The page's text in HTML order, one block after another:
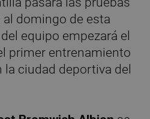
domingo de esta
equipo empezará el
primer entrenamiento
ciudad deportiva del